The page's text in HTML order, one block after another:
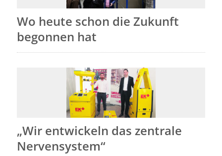
Wo heute schon die Zukunft
begonnen hat
„Wir entwickeln das zentrale
Nervensystem“